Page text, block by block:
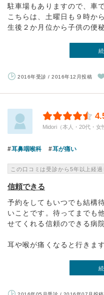
駐車場もありますので、車
こちらは、土曜日も９時か
生後２か月位から子供の便
2016年受診 / 2016年12月投稿
Midori（本人・20代・女
耳鼻咽喉科 耳が痛い
この口コミは受診から5年以上経過
信頼できる
予約をしてもいつでも結構
いことです。待ってまでも
せてくれる信頼のできる病
耳や喉が痛くなると行きま